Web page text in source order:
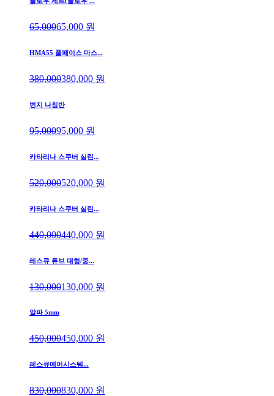
65,00065,000 원
HMA55 풀페이스 마스...
380,000380,000 원
번지 나침반
95,00095,000 원
카타리나 스쿠버 실린...
520,000520,000 원
카타리나 스쿠버 실린...
440,000440,000 원
레스큐 튜브 대형/중...
130,000130,000 원
알파 5mm
450,000450,000 원
레스큐에어시스템...
830,000830,000 원